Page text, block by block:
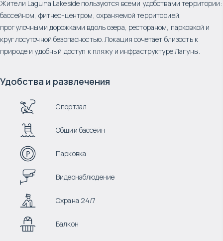
Жители Laguna Lakeside пользуются всеми удобствами территории:
бассейном, фитнес-центром, охраняемой территорией,
прогулочными дорожками вдоль озера, рестораном, парковкой и
круглосуточной безопасностью. Локация сочетает близость к
природе и удобный доступ к пляжу и инфраструктуре Лагуны.
Удобства и развлечения
Спортзал
Общий бассейн
Парковка
Видеонаблюдение
Охрана 24/7
Балкон